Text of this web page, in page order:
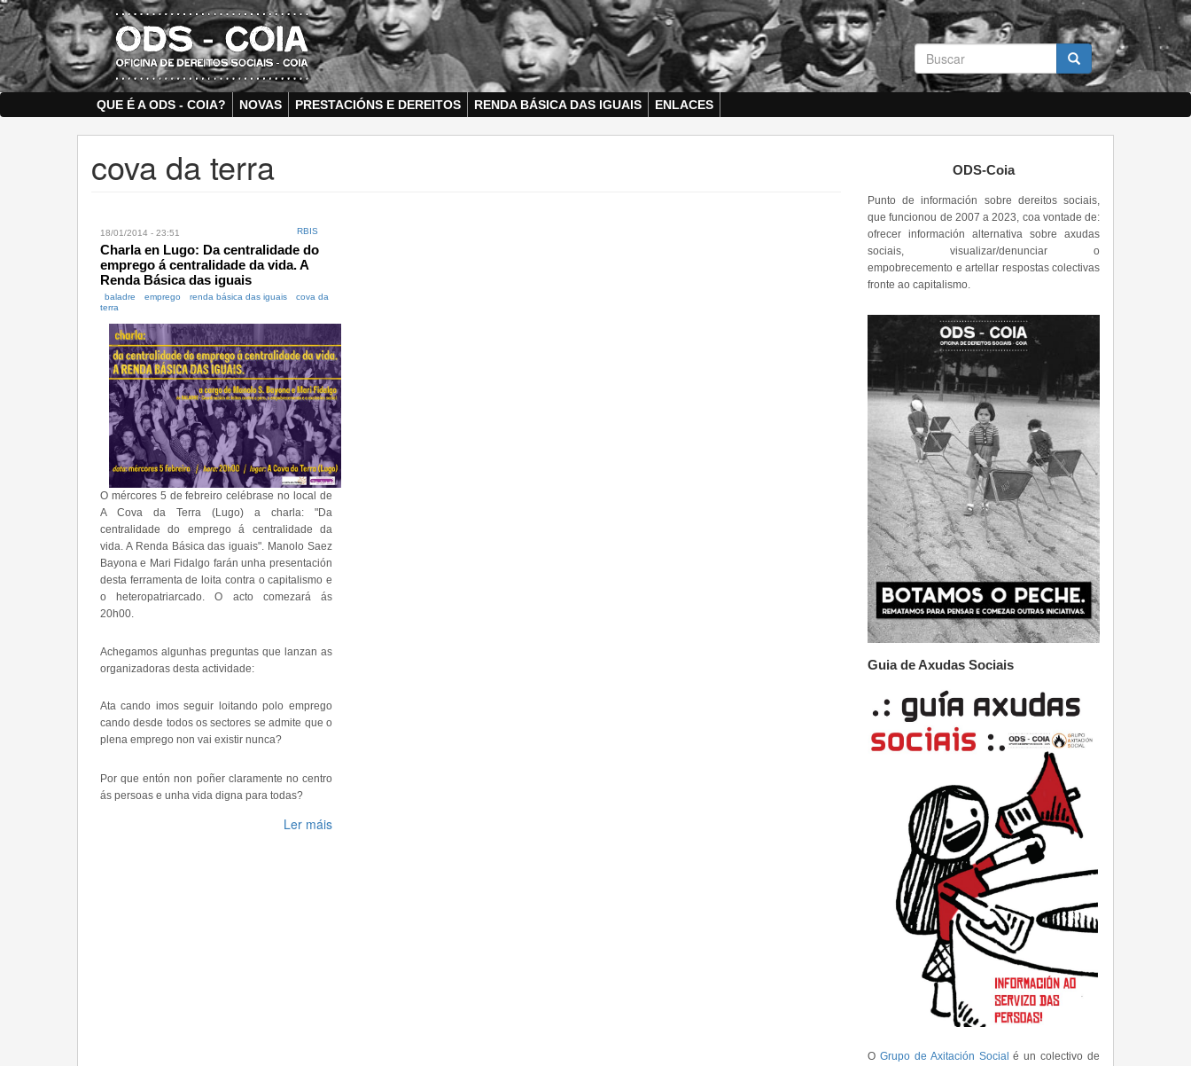
Skip
to
main
content
Formulario
de
busca
Buscar
QUE É A ODS - COIA? NOVAS PRESTACIÓNS E DEREITOS RENDA BÁSICA DAS IGUAIS ENLACES
cova da terra
18/01/2014 - 23:51 RBIS
Charla en Lugo: Da centralidade do
emprego á centralidade da vida. A
Renda Básica das iguais
baladre emprego renda básica das iguais
cova da
terra
O mércores 5 de febreiro celébrase no local de
A Cova da Terra (Lugo) a charla: "Da
centralidade do emprego á centralidade da
vida. A Renda Básica das iguais". Manolo Saez
Bayona e Mari Fidalgo farán unha presentación
desta ferramenta de loita contra o capitalismo e
o heteropatriarcado. O acto comezará ás
20h00.
Achegamos algunhas preguntas que lanzan as
organizadoras desta actividade:
Ata cando imos seguir loitando polo emprego
cando desde todos os sectores se admite que o
plena emprego non vai existir nunca?
Por que entón non poñer claramente no centro
ás persoas e unha vida digna para todas?
Ler máis
ODS-Coia
Punto de información sobre dereitos sociais,
que funcionou de 2007 a 2023, coa vontade de:
ofrecer información alternativa sobre axudas
sociais, visualizar/denunciar o
empobrecemento e artellar respostas colectivas
fronte ao capitalismo.
Guia de Axudas Sociais
O Grupo de Axitación Social é un colectivo de